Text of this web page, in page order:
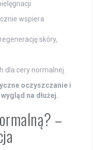
wspiera
skóry,
dla cery normalnej.
oczyszczanie i
na dłużej.
–